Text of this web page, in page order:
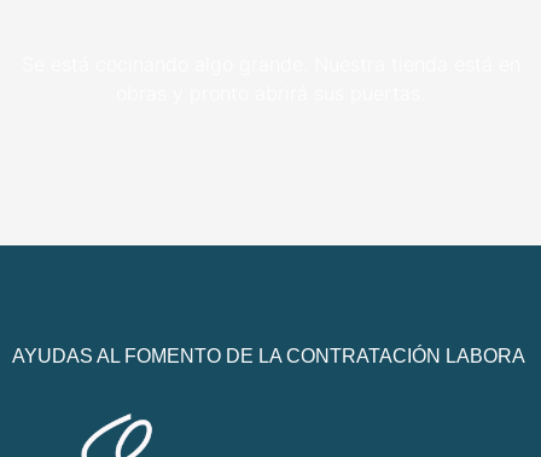
AYUDAS AL FOMENTO DE LA CONTRATACIÓN LABORA